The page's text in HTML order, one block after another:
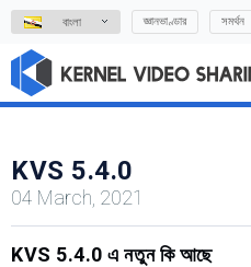
বাংলা জ্ঞানভাণ্ডার সমর্থন
KVS 5.4.0
04 March, 2021
KVS 5.4.0 এ নতুন কি আছে